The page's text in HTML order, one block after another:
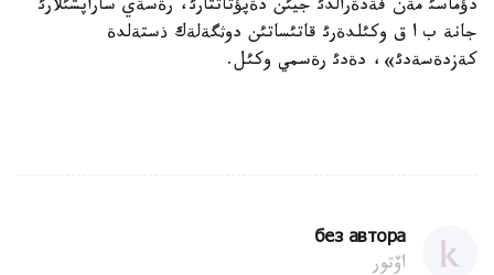
دؤماسئ مةن فةدةرالدئ جيئن دةپؤتاتتارئ، رةسةي ساراپشئلارئ
جانة ب ا ق وكئلدةرئ قاتئساتئن دوثگةلةك ذستةلدة
كةزدةسةدئ»، دةدئ رةسمي وكئل.
без автора
اۆتور